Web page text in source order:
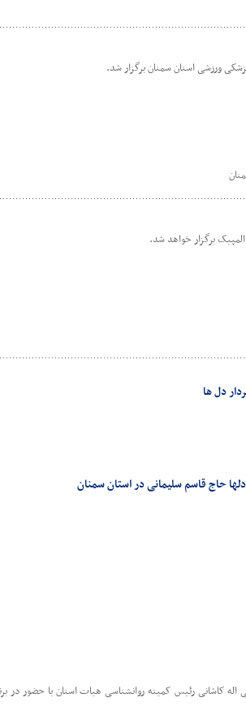
ورزشی استان سمنان برگزار شد.
برگزار خواهد شد.
دل ها
حاج قاسم سلیمانی در استان سمنان
کاشانی رئیس کمیته روانشناسی هیات استان با حضور در